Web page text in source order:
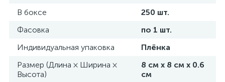
В боксе
250 шт.
Фасовка
по 1 шт.
Индивидуальная упаковка
Плёнка
Размер (Длина × Ширина ×
Высота)
8 см х 8 см х 0.6
см